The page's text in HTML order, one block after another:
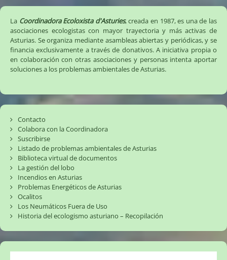
La Coordinadora Ecoloxista d'Asturies, creada en 1987, es una de las
asociaciones ecologistas con mayor trayectoria y más activas de
Asturias. Se organiza mediante asambleas abiertas y periódicas, y se
financia exclusivamente a través de donativos. A iniciativa propia o
en colaboración con otras asociaciones y personas intenta aportar
soluciones a los problemas ambientales de Asturias.
Contacto
Colabora con la Coordinadora
Suscribirse
Listado de problemas ambientales de Asturias
Biblioteca virtual de documentos
La gestión del lobo
Incendios en Asturias
Problemas Energéticos de Asturias
Ocalitos
Los Neumáticos Fuera de Uso
Historia del ecologismo asturiano – Recopilación